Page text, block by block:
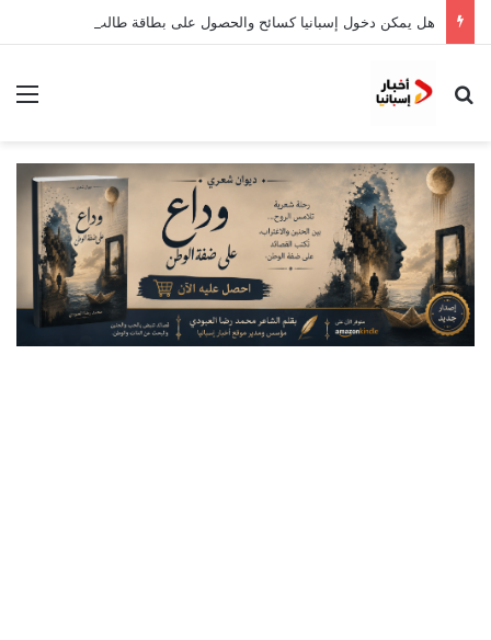
هل يمكن دخول إسبانيا كسائح والحصول على بطاقة طالب؟
بحث عن